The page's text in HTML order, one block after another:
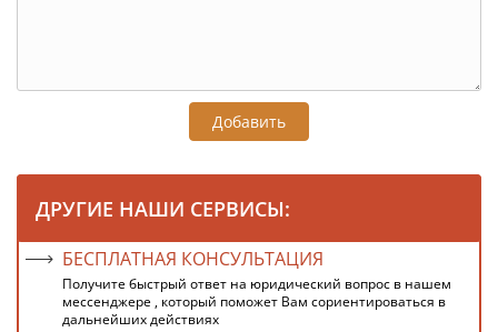
Добавить
ДРУГИЕ НАШИ СЕРВИСЫ:
БЕСПЛАТНАЯ КОНСУЛЬТАЦИЯ
Получите быстрый ответ на юридический вопрос в нашем
мессенджере , который поможет Вам сориентироваться в
дальнейших действиях